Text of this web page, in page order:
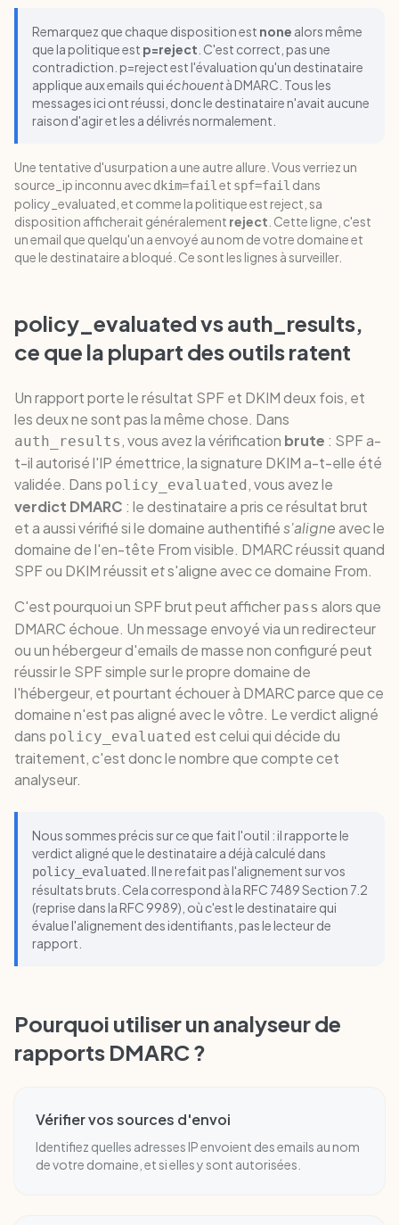
Remarquez que chaque disposition est none alors même
que la politique est p=reject . C'est correct, pas une
contradiction. p=reject est l'évaluation qu'un destinataire
applique aux emails quiéchouentà DMARC. Tous les
messages ici ont réussi, donc le destinataire n'avait aucune
raison d'agir et les a délivrés normalement.
Une tentative d'usurpation a une autre allure. Vous verriez un
source_ip inconnu avecdkim=fail et spf=fail dans
policy_evaluated, et comme la politique est reject, sa
disposition afficherait généralement reject . Cette ligne, c'est
un email que quelqu'un a envoyé au nom de votre domaine et
que le destinataire a bloqué. Ce sont les lignes à surveiller.
policy_evaluated vs auth_results,
ce que la plupart des outils ratent
Un rapport porte le résultat SPF et DKIM deux fois, et
les deux ne sont pas la même chose. Dans
auth_results , vous avez la vérification brute : SPF a-
t-il autorisé l'IP émettrice, la signature DKIM a-t-elle été
validée. Dans policy_evaluated , vous avez le
verdict DMARC : le destinataire a pris ce résultat brut
et a aussi vérifié si le domaine authentifiés'aligneavec le
domaine de l'en-tête From visible. DMARC réussit quand
SPF ou DKIM réussit ets'aligne avec ce domaine From.
C'est pourquoi un SPF brut peut afficher pass alors que
DMARC échoue. Un message envoyé via un redirecteur
ou un hébergeur d'emails de masse non configuré peut
réussir le SPF simple sur le propre domaine de
l'hébergeur, et pourtant échouer à DMARC parce que ce
domaine n'est pas aligné avec le vôtre. Le verdict aligné
dans policy_evaluated est celui qui décide du
traitement, c'est donc le nombre que compte cet
analyseur.
Nous sommes précis sur ce que fait l'outil : il rapporte le
verdict aligné que le destinataire a déjà calculé dans
policy_evaluated . Il ne refait pas l'alignement sur vos
résultats bruts. Cela correspond à la RFC 7489 Section 7.2
(reprise dans la RFC 9989), où c'est le destinataire qui
évalue l'alignement des identifiants, pas le lecteur de
rapport.
Pourquoi utiliser un analyseur de
rapports DMARC ?
Vérifier vos sources d'envoi
Identifiez quelles adresses IP envoient des emails au nom
de votre domaine, et si elles y sont autorisées.